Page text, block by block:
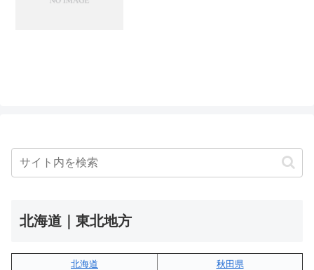
北海道｜東北地方
北海道
秋田県